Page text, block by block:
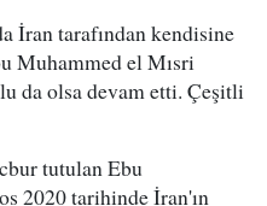
İran tarafından kendisine
Muhammed el Mısri
da olsa devam etti. Çeşitli
tutulan Ebu
2020 tarihinde İran'ın